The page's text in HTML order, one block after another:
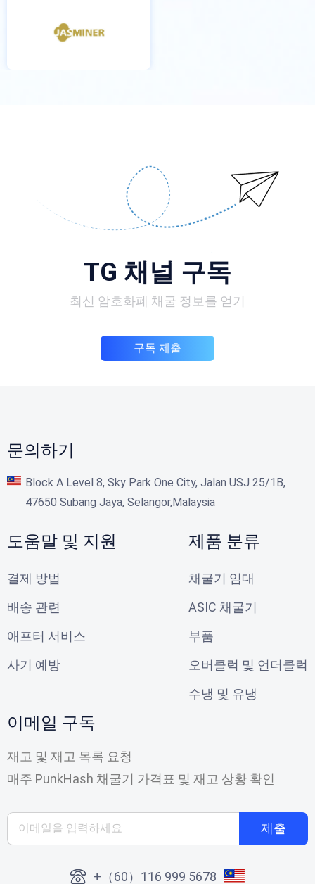
TG 채널 구독
최신 암호화폐 채굴 정보를 얻기
구독 제출
문의하기
Block A Level 8, Sky Park One City, Jalan USJ 25/1B,
47650 Subang Jaya, Selangor,Malaysia
도움말 및 지원
결제 방법
배송 관련
애프터 서비스
사기 예방
제품 분류
채굴기 임대
ASIC 채굴기
부품
오버클럭 및 언더클럭
수냉 및 유냉
이메일 구독
재고 및 재고 목록 요청
매주 PunkHash 채굴기 가격표 및 재고 상황 확인
제출
+（60）116 999 5678